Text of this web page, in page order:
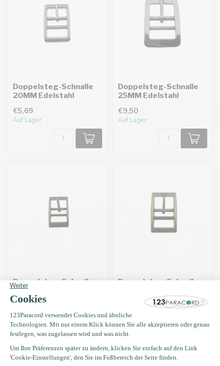
Doppelsteg-Schnalle
20MM Edelstahl
€5,69
Auf Lager
Doppelsteg-Schnalle
25MM Edelstahl
€9,50
Auf Lager
Doppelsteg-Schnalle
16MM Antikes Bronze
€0,95
Auf Lager
Doppelsteg-Schnalle
Auf Lager